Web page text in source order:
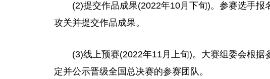
(2)提交作品成果(2022年10月下旬)。参赛选手
攻关并提交作品成果。
(3)线上预赛(2022年11月上旬)。大赛组委会根
定并公示晋级全国总决赛的参赛团队。